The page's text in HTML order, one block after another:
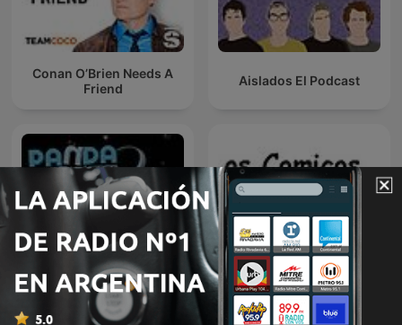
Conan O’Brien Needs A
Friend
Aislados El Podcast
Panda Show -Disco Panda
LOS COMICOS